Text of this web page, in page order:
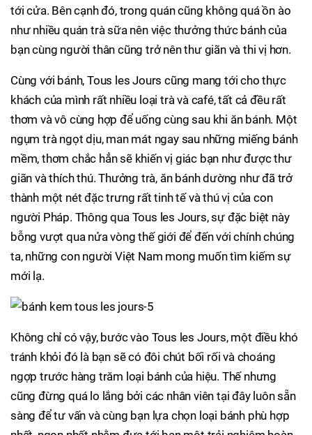
tới cửa. Bên cạnh đó, trong quán cũng không quá ồn ào
như nhiều quán trà sữa nên việc thưởng thức bánh của
bạn cùng người thân cũng trở nên thư giãn và thi vị hơn.
Cùng với bánh, Tous les Jours cũng mang tới cho thực
khách của mình rất nhiều loại trà và café, tất cả đều rất
thơm và vô cùng hợp để uống cùng sau khi ăn bánh. Một
ngụm trà ngọt dịu, man mát ngay sau những miếng bánh
mềm, thơm chắc hẳn sẽ khiến vị giác bạn như được thư
giãn và thích thú. Thưởng trà, ăn bánh dường như đã trở
thành một nét đặc trưng rất tinh tế và thú vị của con
người Pháp. Thông qua Tous les Jours, sự đặc biệt này
bỗng vượt qua nửa vòng thế giới để đến với chính chúng
ta, những con người Việt Nam mong muốn tìm kiếm sự
mới lạ.
Không chỉ có vậy, bước vào Tous les Jours, một điều khó
tránh khỏi đó là bạn sẽ có đôi chút bối rối và choáng
ngợp trước hàng trăm loại bánh của hiệu. Thế nhưng
cũng đừng quá lo lắng bởi các nhân viên tại đây luôn sẵn
sàng để tư vấn và cùng bạn lựa chọn loại bánh phù hợp